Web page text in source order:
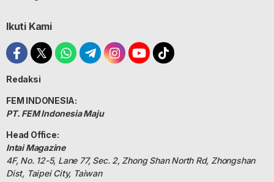
Ikuti Kami
Redaksi
FEM INDONESIA:
PT. FEM Indonesia Maju
Head Office:
Intai Magazine
4F, No. 12-5, Lane 77, Sec. 2, Zhong Shan North Rd, Zhongshan
Dist, Taipei City, Taiwan